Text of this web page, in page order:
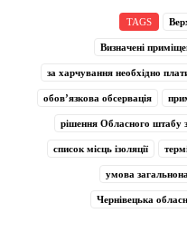
TAGS
Визначені
за харчування необхідно
обов’язкова обсервація
рішення Обласного штабу з
список місць ізоляції
умова
Чернівецька